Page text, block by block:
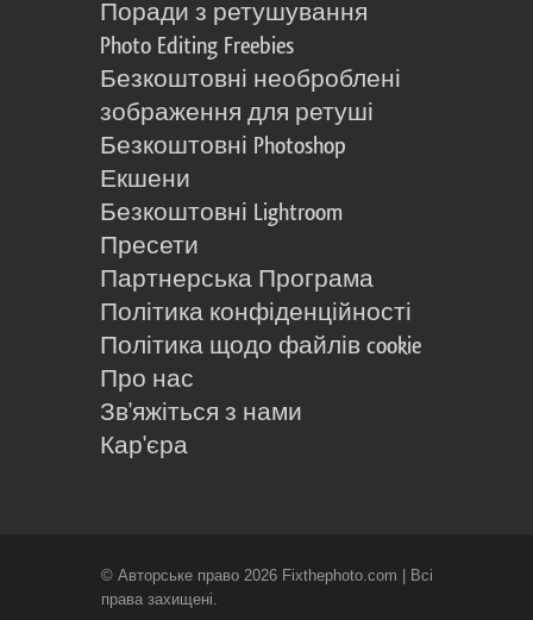
Поради з ретушування
Photo Editing Freebies
Безкоштовні необроблені
зображення для ретуші
Безкоштовні Photoshop
Екшени
Безкоштовні Lightroom
Пресети
Партнерська Програма
Політика конфіденційності
Політика щодо файлів cookie
Про нас
Зв'яжіться з нами
Кар'єра
© Авторське право 2026 Fixthephoto.com | Всі
права захищені.